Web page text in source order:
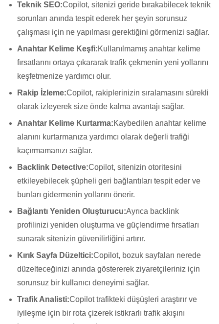
Teknik SEO:Copilot, sitenizi geride bırakabilecek teknik
sorunları anında tespit ederek her şeyin sorunsuz
çalışması için ne yapılması gerektiğini görmenizi sağlar.
Anahtar Kelime Keşfi: Kullanılmamış anahtar kelime
fırsatlarını ortaya çıkararak trafik çekmenin yeni yollarını
keşfetmenize yardımcı olur.
Rakip İzleme:Copilot, rakiplerinizin sıralamasını sürekli
olarak izleyerek size önde kalma avantajı sağlar.
Anahtar Kelime Kurtarma: Kaybedilen anahtar kelime
alanını kurtarmanıza yardımcı olarak değerli trafiği
kaçırmamanızı sağlar.
Backlink Detective:Copilot, sitenizin otoritesini
etkileyebilecek şüpheli geri bağlantıları tespit eder ve
bunları gidermenin yollarını önerir.
Bağlantı Yeniden Oluşturucu:Ayrıca backlink
profilinizi yeniden oluşturma ve güçlendirme fırsatları
sunarak sitenizin güvenilirliğini artırır.
Kırık Sayfa Düzeltici:Copilot, bozuk sayfaları nerede
düzelteceğinizi anında göstererek ziyaretçileriniz için
sorunsuz bir kullanıcı deneyimi sağlar.
Trafik Analisti:Copilot trafikteki düşüşleri araştırır ve
iyileşme için bir rota çizerek istikrarlı trafik akışını